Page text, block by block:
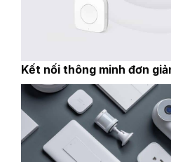
‎Kết nối thông minh đơn